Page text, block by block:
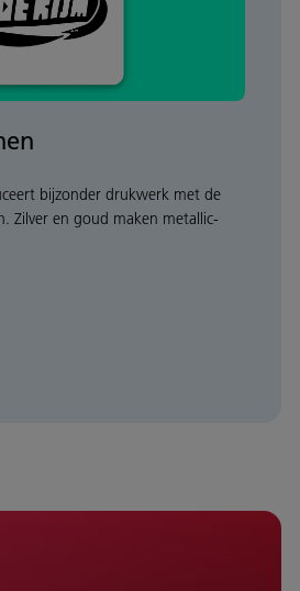
bijzonder drukwerk met de
Zilver en goud maken metallic-